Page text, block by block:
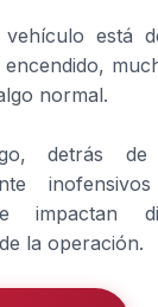
está
normal.
detrás de
impactan
la operación.